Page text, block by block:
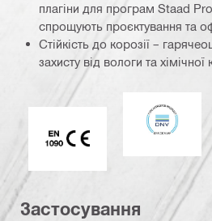
плагіни для програм Staad
спрощують проєктування та
Стійкість до корозії –
захисту від вологи та хімічної
Маркування CE EN 1090
DNV
Застосування